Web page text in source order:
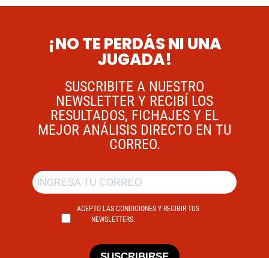
¡NO TE PERDÁS NI UNA
JUGADA!
SUSCRIBITE A NUESTRO
NEWSLETTER Y RECIBÍ LOS
RESULTADOS, FICHAJES Y EL
MEJOR ANÁLISIS DIRECTO EN TU
CORREO.
ACEPTO LAS CONDICIONES Y RECIBIR TUS
NEWSLETTERS.